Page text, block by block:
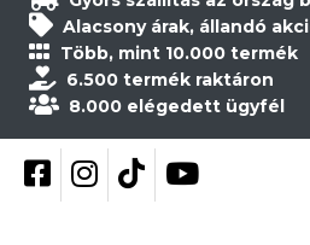
Alacsony árak, állandó
Több, mint 10.000 termék
6.500 termék raktáron
8.000 elégedett ügyfél
Kövess be Facebookon
Kövess be Instagramon
Kövess be TikTokon
YouTube